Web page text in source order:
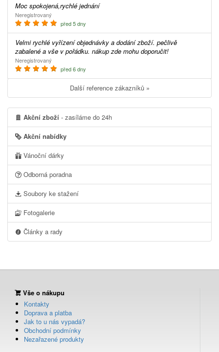
Moc spokojená,rychlé jednání
Neregistrovaný
před 5 dny
Velmi rychlé vyřízení objednávky a dodání zboží. pečlivě
zabalené a vše v pořádku. nákup zde mohu doporučit!
Neregistrovaný
před 6 dny
Další reference zákazníků »
Akční zboží - zasíláme do 24h
Akční nabídky
Vánoční dárky
Odborná poradna
Soubory ke stažení
Fotogalerie
Články a rady
Vše o nákupu
Kontakty
Doprava a platba
Jak to u nás vypadá?
Obchodní podmínky
Nezařazené produkty